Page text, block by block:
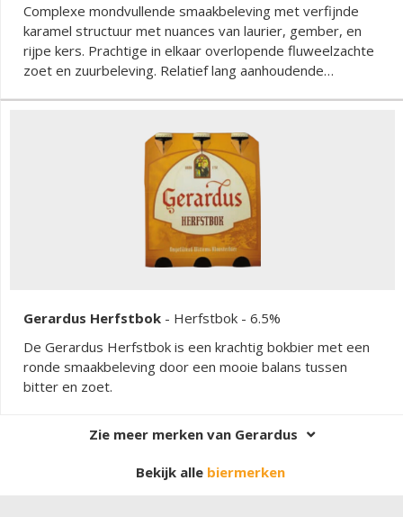
Complexe mondvullende smaakbeleving met verfijnde
karamel structuur met nuances van laurier, gember, en
rijpe kers. Prachtige in elkaar overlopende fluweelzachte
zoet en zuurbeleving. Relatief lang aanhoudende
Gerardus Herfstbok - Herfstbok - 6.5%
De Gerardus Herfstbok is een krachtig bokbier met een
ronde smaakbeleving door een mooie balans tussen
bitter en zoet.
Zie meer merken van Gerardus
Bekijk alle biermerken